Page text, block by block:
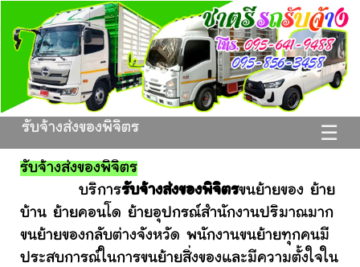
☰
รับจ้างส่งของพิจิตร
รับจ้างส่งของพิจิตร
บริการรับจ้างส่งของพิจิตรขนย้ายของ ย้าย
บ้าน ย้ายคอนโด ย้ายอุปกรณ์สำนักงานปริมาณมาก
ขนย้ายของกลับต่างจังหวัด พนักงานขนย้ายทุกคนมี
ประสบการณ์ในการขนย้ายสิ่งของและมีความตั้งใจใน